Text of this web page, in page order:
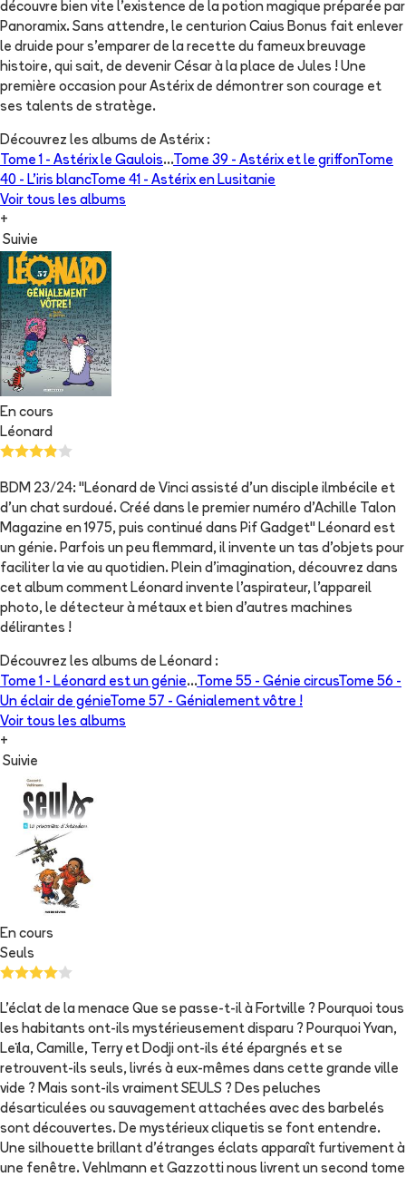
découvre bien vite l’existence de la potion magique préparée par
Panoramix. Sans attendre, le centurion Caius Bonus fait enlever
le druide pour s’emparer de la recette du fameux breuvage
histoire, qui sait, de devenir César à la place de Jules ! Une
première occasion pour Astérix de démontrer son courage et
ses talents de stratège.
Découvrez les albums de Astérix :
Tome 1 - Astérix le Gaulois...Tome 39 - Astérix et le griffonTome
40 - L'iris blancTome 41 - Astérix en Lusitanie
Voir tous les albums
+
Suivie
En cours
Léonard
BDM 23/24: "Léonard de Vinci assisté d'un disciple ilmbécile et
d'un chat surdoué. Créé dans le premier numéro d'Achille Talon
Magazine en 1975, puis continué dans Pif Gadget" Léonard est
un génie. Parfois un peu flemmard, il invente un tas d'objets pour
faciliter la vie au quotidien. Plein d'imagination, découvrez dans
cet album comment Léonard invente l'aspirateur, l'appareil
photo, le détecteur à métaux et bien d'autres machines
délirantes !
Découvrez les albums de Léonard :
Tome 1 - Léonard est un génie...Tome 55 - Génie circusTome 56 -
Un éclair de génieTome 57 - Génialement vôtre !
Voir tous les albums
+
Suivie
En cours
Seuls
L'éclat de la menace Que se passe-t-il à Fortville ? Pourquoi tous
les habitants ont-ils mystérieusement disparu ? Pourquoi Yvan,
Leïla, Camille, Terry et Dodji ont-ils été épargnés et se
retrouvent-ils seuls, livrés à eux-mêmes dans cette grande ville
vide ? Mais sont-ils vraiment SEULS ? Des peluches
désarticulées ou sauvagement attachées avec des barbelés
sont découvertes. De mystérieux cliquetis se font entendre.
Une silhouette brillant d'étranges éclats apparaît furtivement à
une fenêtre. Vehlmann et Gazzotti nous livrent un second tome